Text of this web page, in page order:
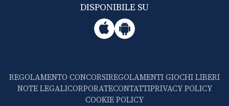
DISPONIBILE SU
REGOLAMENTO CONCORSIREGOLAMENTI GIOCHI LIBERI
NOTE LEGALICORPORATECONTATTIPRIVACY POLICY
COOKIE POLICY